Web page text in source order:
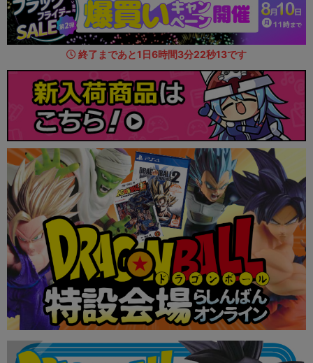
終了まであと1日6時間3分20秒64です